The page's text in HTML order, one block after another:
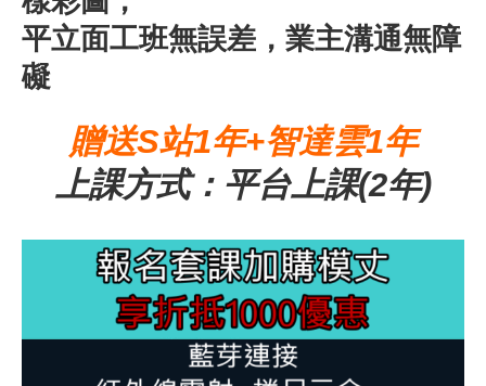
平立面工班無誤差，業主溝通無障
礙
贈送S站1年+智達雲1年
上課方式：平台上課(2年)